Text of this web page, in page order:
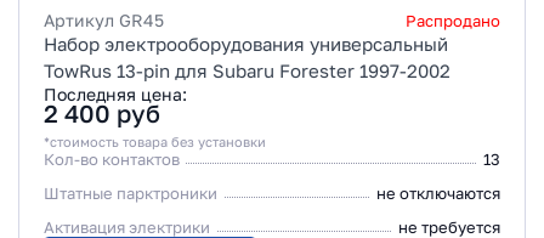
Артикул GR45 Распродано
Набор электрооборудования универсальный
TowRus 13-pin для Subaru Forester 1997-2002
Последняя цена:
2 400 руб
*стоимость товара без установки
Кол-во контактов
13
Штатные парктроники
не отключаются
Активация электрики
не требуется